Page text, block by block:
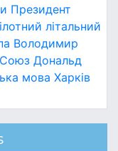
Президент
літальний
Володимир
Дональд
мова Харків